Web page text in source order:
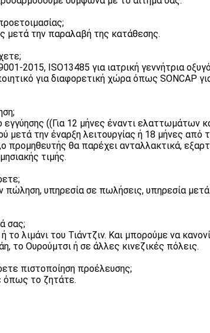
μετά την παραλαβή της κατάθεσης.
2015, ISO13485 για ιατρική γεννήτρια
για διαφορετική χώρα όπως SONCAP
((Για 12 μήνες έναντι ελαττωμάτων
μετά την έναρξη λειτουργίας ή 18 μήνες από
προμηθευτής θα παρέχει ανταλλακτικά,
τιμής.
πώληση, υπηρεσία σε πωλήσεις, υπηρεσία
σας;
το λιμάνι του Τιάντζιν. Και μπορούμε να
το Ουρούμτσι ή σε άλλες κινεζικές πόλεις.
πιστοποίηση προέλευσης;
όπως το ζητάτε.